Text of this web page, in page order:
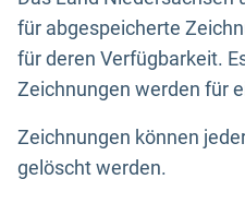
für abgespeicherte
für deren Verfügbarkeit.
Zeichnungen werden für
Zeichnungen können
gelöscht werden.